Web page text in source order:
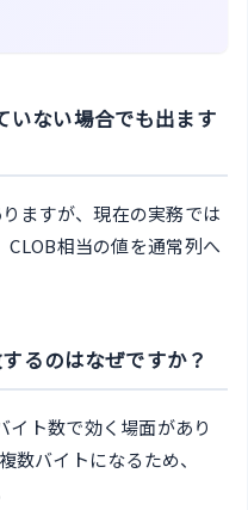
いない場合でも出ます
ますが、現在の実務では
CLOB相当の値を通常列へ
るのはなぜですか？
ト数で効く場面があり
数バイトになるため、